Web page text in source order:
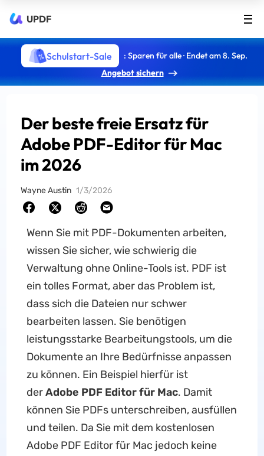
UPDF
Schulstart-Sale
: Sparen für alle · Endet am 8. Sep.
Angebot sichern
Der beste freie Ersatz für
Adobe PDF-Editor für Mac
im 2026
Wayne Austin 1/3/2026
Wenn Sie mit PDF-Dokumenten arbeiten,
wissen Sie sicher, wie schwierig die
Verwaltung ohne Online-Tools ist. PDF ist
ein tolles Format, aber das Problem ist,
dass sich die Dateien nur schwer
bearbeiten lassen. Sie benötigen
leistungsstarke Bearbeitungstools, um die
Dokumente an Ihre Bedürfnisse anpassen
zu können. Ein Beispiel hierfür ist
derAdobe PDF Editor für Mac. Damit
können Sie PDFs unterschreiben, ausfüllen
und teilen. Da Sie mit dem kostenlosen
Adobe PDF Editor für Mac jedoch keine